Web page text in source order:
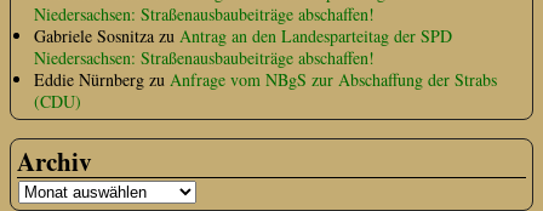
Niedersachsen: Straßenausbaubeiträge abschaffen!
Gabriele Sosnitza zu Antrag an den Landesparteitag der SPD
Niedersachsen: Straßenausbaubeiträge abschaffen!
Eddie Nürnberg zu Anfrage vom NBgS zur Abschaffung der Strabs
(CDU)
Archiv